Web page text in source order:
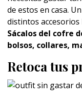
de estos en casa.
distintos
Sácalos del cofre
bolsos, collares,
Retoca tus